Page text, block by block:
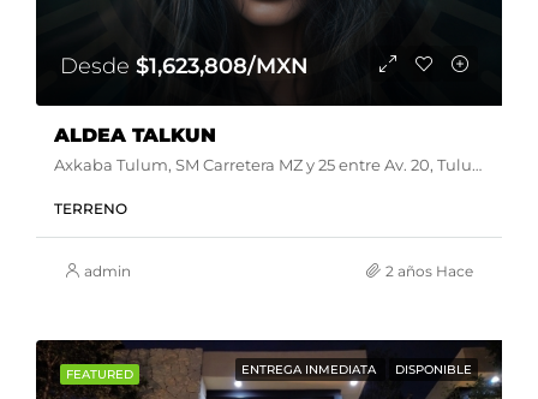
Desde $1,623,808/MXN
ALDEA TALKUN
Axkaba Tulum, SM Carretera MZ y 25 entre Av. 20, Tulum, Q.R., México
TERRENO
admin 2 años Hace
FEATURED ENTREGA INMEDIATA DISPONIBLE